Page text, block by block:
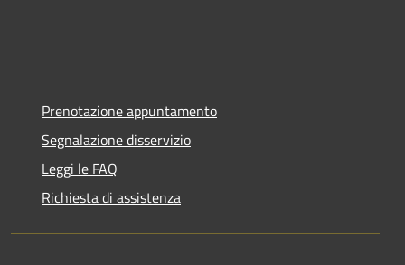
Prenotazione appuntamento
Segnalazione disservizio
Leggi le FAQ
Richiesta di assistenza